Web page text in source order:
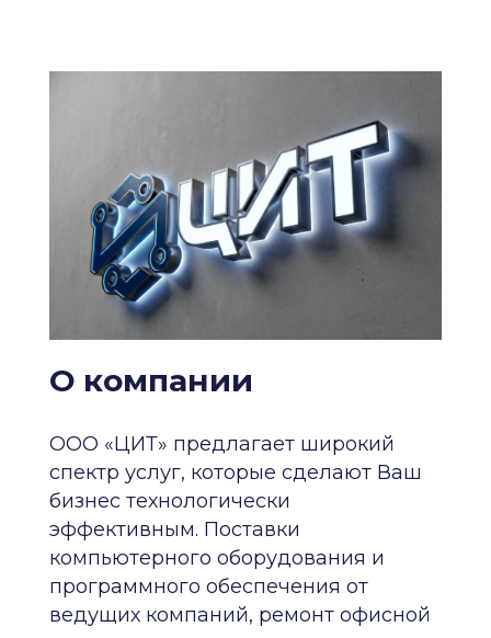
О компании
ООО «ЦИТ» предлагает широкий
спектр услуг, которые сделают Ваш
бизнес технологически
эффективным. Поставки
компьютерного оборудования и
программного обеспечения от
ведущих компаний, ремонт офисной